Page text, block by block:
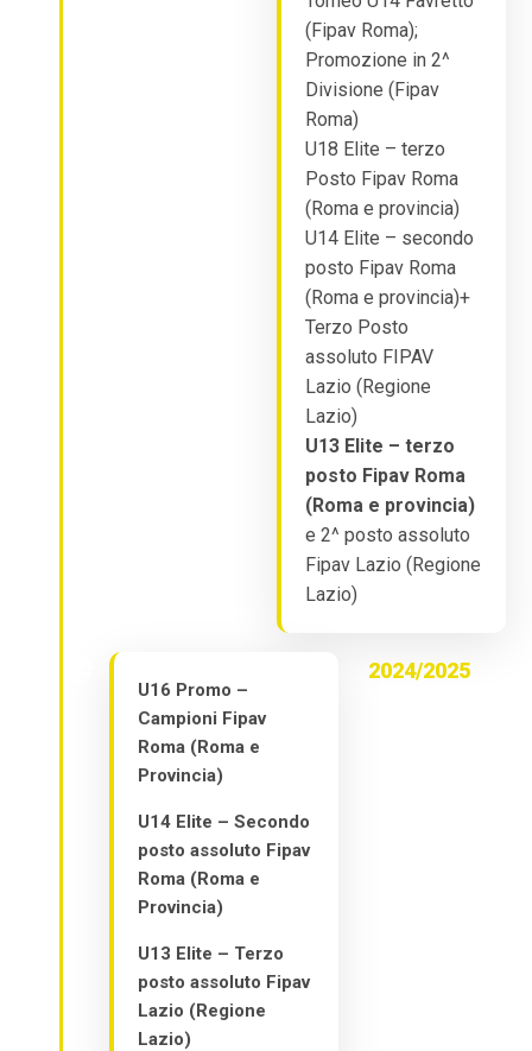
(Fipav Roma);
Promozione in 2^
Divisione (Fipav
Roma)
U18 Elite – terzo
Posto Fipav Roma
(Roma e provincia)
U14 Elite – secondo
posto Fipav Roma
(Roma e provincia)+
Terzo Posto
assoluto FIPAV
Lazio (Regione
Lazio)
U13 Elite – terzo
posto Fipav Roma
(Roma e provincia)
e 2^ posto assoluto
Fipav Lazio (Regione
Lazio)
2024/2025
U16 Promo –
Campioni Fipav
Roma (Roma e
Provincia)
U14 Elite – Secondo
posto assoluto Fipav
Roma (Roma e
Provincia)
U13 Elite – Terzo
posto assoluto Fipav
Lazio (Regione
Lazio)